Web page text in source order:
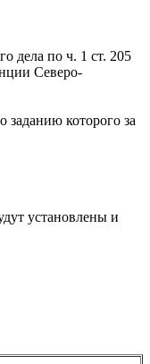
дела по ч. 1 ст. 205
Северо-
заданию которого за
установлены и